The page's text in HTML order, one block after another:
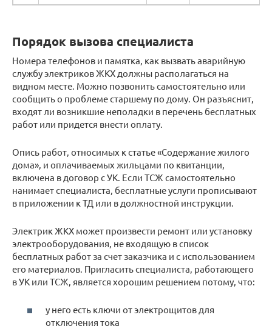
Порядок вызова специалиста
Номера телефонов и памятка, как вызвать аварийную
службу электриков ЖКХ должны располагаться на
видном месте. Можно позвонить самостоятельно или
сообщить о проблеме старшему по дому. Он разъяснит,
входят ли возникшие неполадки в перечень бесплатных
работ или придется внести оплату.
Опись работ, относимых к статье «Содержание жилого
дома», и оплачиваемых жильцами по квитанции,
включена в договор с УК. Если ТСЖ самостоятельно
нанимает специалиста, бесплатные услуги прописывают
в приложении к ТД или в должностной инструкции.
Электрик ЖКХ может произвести ремонт или установку
электрооборудования, не входящую в список
бесплатных работ за счет заказчика и с использованием
его материалов. Пригласить специалиста, работающего
в УК или ТСЖ, является хорошим решением потому, что:
у него есть ключи от электрощитов для
отключения тока